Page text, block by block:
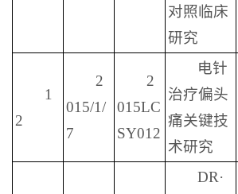
对照临床
研究
1
2
2
015/1/
7
2
015LC
SY012
电针
治疗偏头
痛关键技
术研究
DR·